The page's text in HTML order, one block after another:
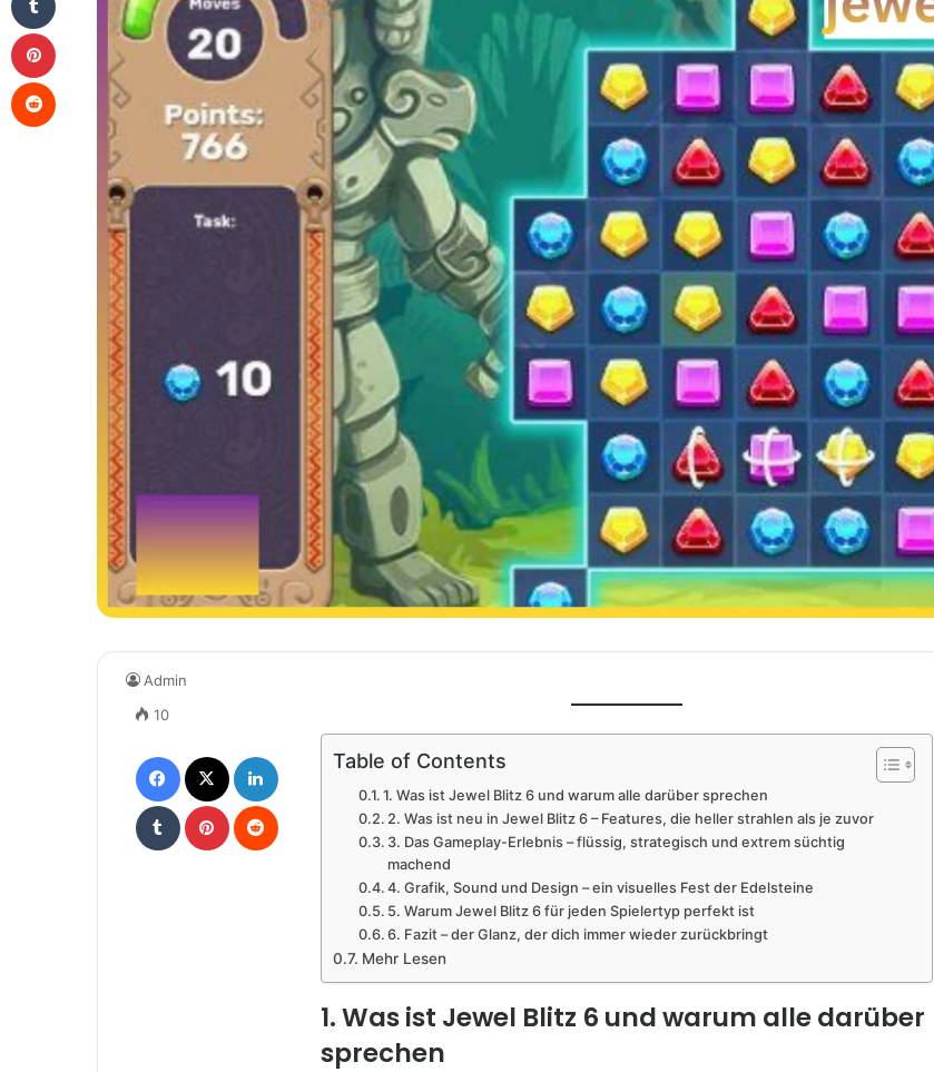
Table of Contents
1. Was ist Jewel Blitz 6 und warum alle darüber sprechen
2. Was ist neu in Jewel Blitz 6 – Features, die heller strahlen als je zuvor
3. Das Gameplay-Erlebnis – flüssig, strategisch und extrem süchtig
machend
4. Grafik, Sound und Design – ein visuelles Fest der Edelsteine
5. Warum Jewel Blitz 6 für jeden Spielertyp perfekt ist
6. Fazit – der Glanz, der dich immer wieder zurückbringt
Mehr Lesen
1. Was ist Jewel Blitz 6 und warum alle darüber
sprechen
Admin
10
Facebook LinkedIn
Tumblr Pinterest
Pinterest